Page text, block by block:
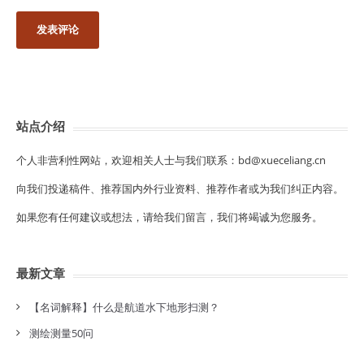
站点介绍
个人非营利性网站，欢迎相关人士与我们联系：bd@xueceliang.cn
向我们投递稿件、推荐国内外行业资料、推荐作者或为我们纠正内容。
如果您有任何建议或想法，请给我们留言，我们将竭诚为您服务。
最新文章
【名词解释】什么是航道水下地形扫测？
测绘测量50问